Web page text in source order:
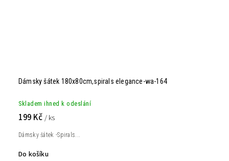
Dámsky šátek 180x80cm,spirals elegance-wa-164
Skladem ihned k odeslání
199 Kč / ks
Do košíku
Dámsky šátek -Spirals...